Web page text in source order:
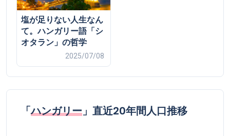
塩が足りない人生なん
て。ハンガリー語「シ
オタラン」の哲学
2025/07/08
「ハンガリー」直近20年間人口推移